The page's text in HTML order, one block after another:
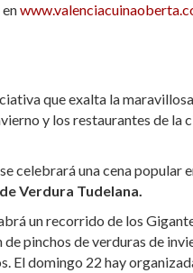
que exalta la
y los restaurantes de la
celebrará una cena popular
Verdura Tudelana.
un recorrido de los
pinchos de verduras de
El domingo 22 hay